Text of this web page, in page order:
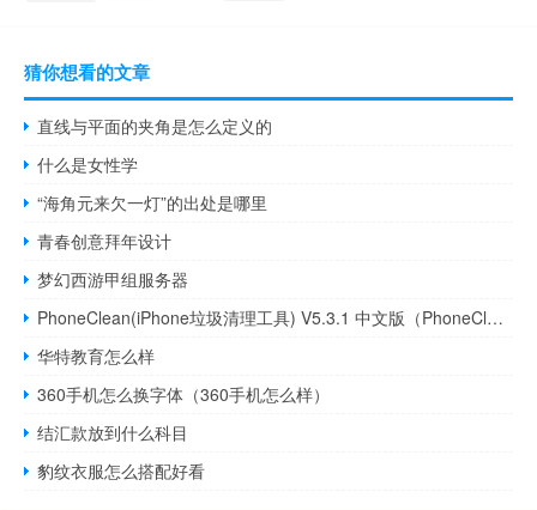
猜你想看的文章
直线与平面的夹角是怎么定义的
什么是女性学
“海角元来欠一灯”的出处是哪里
青春创意拜年设计
梦幻西游甲组服务器
PhoneClean(iPhone垃圾清理工具) V5.3.1 中文版（PhoneClean(iPhone垃圾清理工具) V5.3.1 中文版功能简介）
华特教育怎么样
360手机怎么换字体（360手机怎么样）
结汇款放到什么科目
豹纹衣服怎么搭配好看